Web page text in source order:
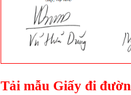
Tải mẫu Giấy đi